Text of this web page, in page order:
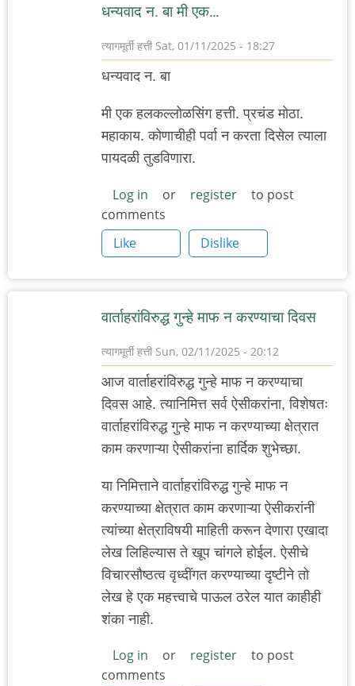
धन्यवाद न. बा मी एक…
त्यागमूर्ती हत्ती Sat, 01/11/2025 - 18:27
धन्यवाद न. बा
मी एक हलकल्लोळसिंग हत्ती. प्रचंड मोठा.
महाकाय. कोणाचीही पर्वा न करता दिसेल त्याला
पायदळी तुडविणारा.
Log in or register
to post
comments
Like
Dislike
वार्ताहरांविरुद्ध गुन्हे माफ न करण्याचा दिवस
त्यागमूर्ती हत्ती Sun, 02/11/2025 - 20:12
आज वार्ताहरांविरुद्ध गुन्हे माफ न करण्याचा
दिवस आहे. त्यानिमित्त सर्व ऐसीकरांना, विशेषतः
वार्ताहरांविरुद्ध गुन्हे माफ न करण्याच्या क्षेत्रात
काम करणाऱ्या ऐसीकरांना हार्दिक शुभेच्छा.
या निमित्ताने वार्ताहरांविरुद्ध गुन्हे माफ न
करण्याच्या क्षेत्रात काम करणाऱ्या ऐसीकरांनी
त्यांच्या क्षेत्राविषयी माहिती करून देणारा एखादा
लेख लिहिल्यास ते खूप चांगले होईल. ऐसीचे
विचारसौष्ठत्व वृध्दींगत करण्याच्या दृष्टीने तो
लेख हे एक महत्त्वाचे पाऊल ठरेल यात काहीही
शंका नाही.
Log in or register
to post
comments